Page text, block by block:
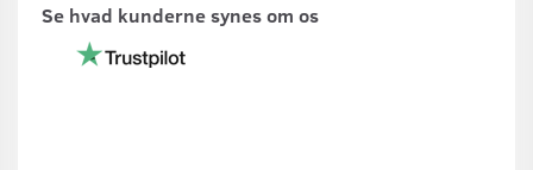
Se hvad kunderne synes om os